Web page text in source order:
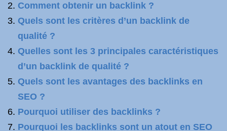
Comment obtenir un backlink ?
Quels sont les critères d’un backlink de
qualité ?
Quelles sont les 3 principales caractéristiques
d’un backlink de qualité ?
Quels sont les avantages des backlinks en
SEO ?
Pourquoi utiliser des backlinks ?
Pourquoi les backlinks sont un atout en SEO